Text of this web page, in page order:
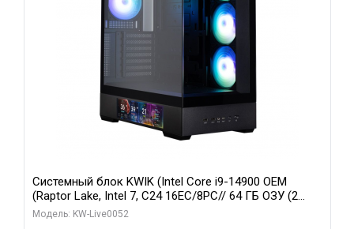
Системный блок KWIK (Intel Core i9-14900 OEM
(Raptor Lake, Intel 7, C24 16EC/8PC// 64 ГБ ОЗУ (2
модуля)/ Palit RTX5080 GAMINGPRO OC 16GB GDDR7
Модель: KW-Live0052